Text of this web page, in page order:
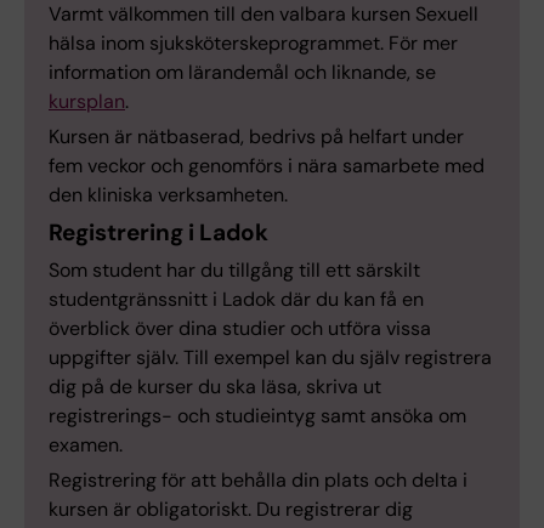
Varmt välkommen till den valbara kursen Sexuell
hälsa inom sjuksköterskeprogrammet. För mer
information om lärandemål och liknande, se
kursplan.
Kursen är nätbaserad, bedrivs på helfart under
fem veckor och genomförs i nära samarbete med
den kliniska verksamheten.
Registrering i Ladok
Som student har du tillgång till ett särskilt
studentgränssnitt i Ladok där du kan få en
överblick över dina studier och utföra vissa
uppgifter själv. Till exempel kan du själv registrera
dig på de kurser du ska läsa, skriva ut
registrerings- och studieintyg samt ansöka om
examen.
Registrering för att behålla din plats och delta i
kursen är obligatoriskt. Du registrerar dig